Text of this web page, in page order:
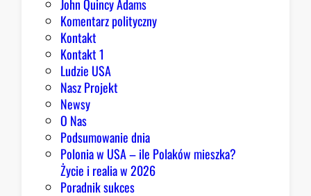
John Quincy Adams
Komentarz polityczny
Kontakt
Kontakt 1
Ludzie USA
Nasz Projekt
Newsy
O Nas
Podsumowanie dnia
Polonia w USA – ile Polaków mieszka?
Życie i realia w 2026
Poradnik sukces